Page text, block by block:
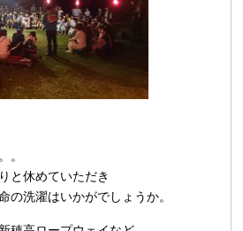
。
と休めていただき
の洗濯はいかがでしょうか。